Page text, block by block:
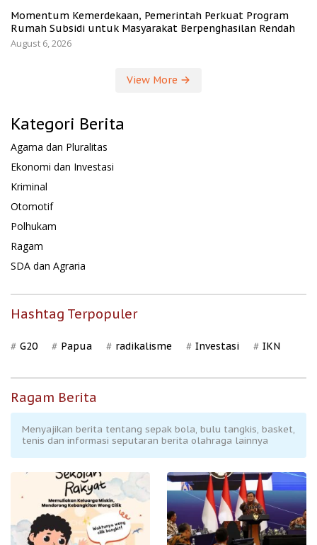
Momentum Kemerdekaan, Pemerintah Perkuat Program
Rumah Subsidi untuk Masyarakat Berpenghasilan Rendah
August 6, 2026
View More
Kategori Berita
Agama dan Pluralitas
Ekonomi dan Investasi
Kriminal
Otomotif
Polhukam
Ragam
SDA dan Agraria
Hashtag Terpopuler
G20 Papua radikalisme Investasi IKN
Ragam Berita
Menyajikan berita tentang sepak bola, bulu tangkis, basket,
tenis dan informasi seputaran berita olahraga lainnya